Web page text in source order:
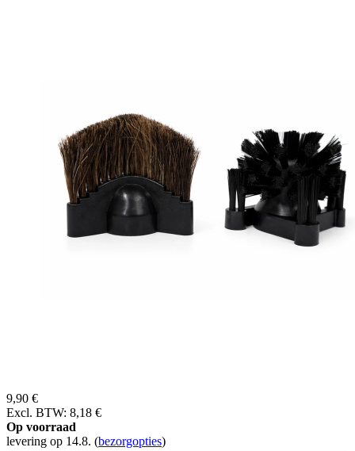
9,90 €
Excl. BTW: 8,18 €
Op voorraad
levering op 14.8. (bezorgopties)